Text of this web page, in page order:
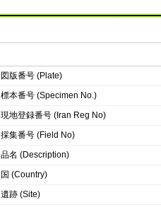
図版番号 (Plate)
標本番号 (Specimen No.)
現地登録番号 (Iran Reg No)
採集番号 (Field No)
品名 (Description)
国 (Country)
遺跡 (Site)